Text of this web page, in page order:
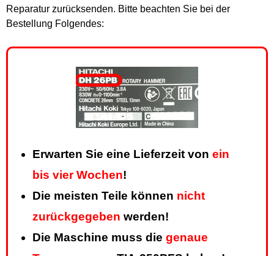
Reparatur zurücksenden. Bitte beachten Sie bei der
Bestellung Folgendes:
Erwarten Sie eine Lieferzeit von ein
bis vier Wochen!
Die meisten Teile können nicht
zurückgegeben werden!
Die Maschine muss die genaue